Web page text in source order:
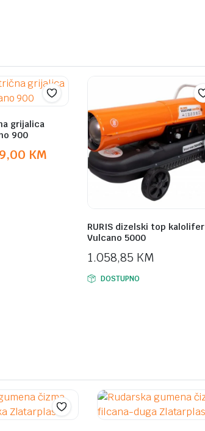
grijalica
900
KM
RURIS dizelski top kalolifer
Vulcano 5000
1.058,85 KM
DOSTUPNO